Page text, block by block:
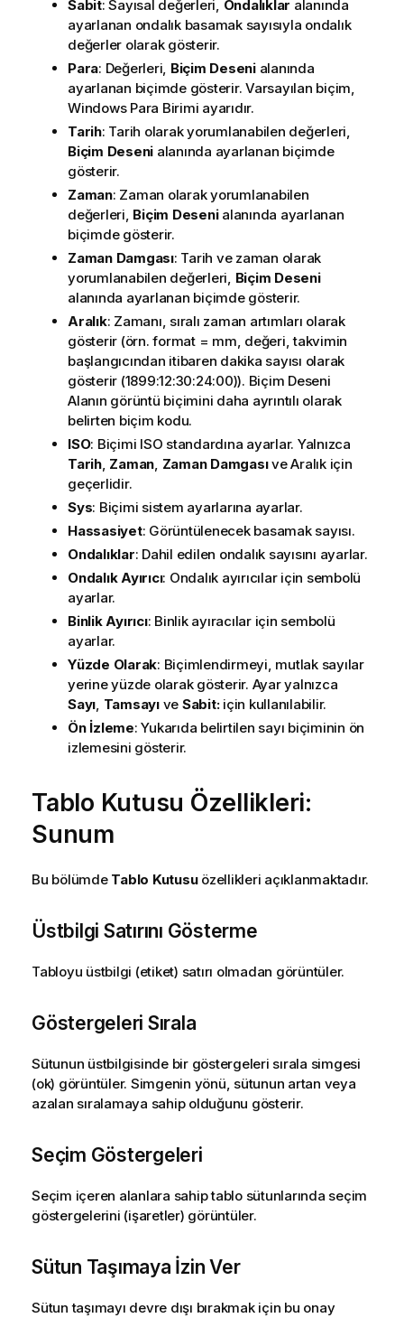
Sabit: Sayısal değerleri, Ondalıklar alanında
ayarlanan ondalık basamak sayısıyla ondalık
değerler olarak gösterir.
Para: Değerleri, Biçim Desenialanında
ayarlanan biçimde gösterir. Varsayılan biçim,
Windows Para Birimi ayarıdır.
Tarih: Tarih olarak yorumlanabilen değerleri,
Biçim Deseni alanında ayarlanan biçimde
gösterir.
Zaman: Zaman olarak yorumlanabilen
değerleri, Biçim Desenialanında ayarlanan
biçimde gösterir.
Zaman Damgası: Tarih ve zaman olarak
yorumlanabilen değerleri, Biçim Deseni
alanında ayarlanan biçimde gösterir.
Aralık: Zamanı, sıralı zaman artımları olarak
gösterir (örn. format = mm, değeri, takvimin
başlangıcından itibaren dakika sayısı olarak
gösterir (1899:12:30:24:00)). Biçim Deseni
Alanın görüntü biçimini daha ayrıntılı olarak
belirten biçim kodu.
ISO: Biçimi ISO standardına ayarlar. Yalnızca
Tarih, Zaman Zaman Damgasıve Aralık için
geçerlidir.
Sys: Biçimi sistem ayarlarına ayarlar.
Hassasiyet: Görüntülenecek basamak sayısı.
Ondalıklar: Dahil edilen ondalık sayısını ayarlar.
Ondalık Ayırıcı: Ondalık ayırıcılar için sembolü
ayarlar.
Binlik Ayırıcı: Binlik ayıracılar için sembolü
ayarlar.
Yüzde Olarak: Biçimlendirmeyi, mutlak sayılar
yerine yüzde olarak gösterir. Ayar yalnızca
Sayı Tamsayıve Sabit:için kullanılabilir.
Ön İzleme: Yukarıda belirtilen sayı biçiminin ön
izlemesini gösterir.
Tablo Kutusu Özellikleri:
Sunum
Bu bölümde Tablo Kutusuözellikleri açıklanmaktadır.
Üstbilgi Satırını Gösterme
Tabloyu üstbilgi (etiket) satırı olmadan görüntüler.
Göstergeleri Sırala
Sütunun üstbilgisinde bir göstergeleri sırala simgesi
(ok) görüntüler. Simgenin yönü, sütunun artan veya
azalan sıralamaya sahip olduğunu gösterir.
Seçim Göstergeleri
Seçim içeren alanlara sahip tablo sütunlarında seçim
göstergelerini (işaretler) görüntüler.
Sütun Taşımaya İzin Ver
Sütun taşımayı devre dışı bırakmak için bu onay